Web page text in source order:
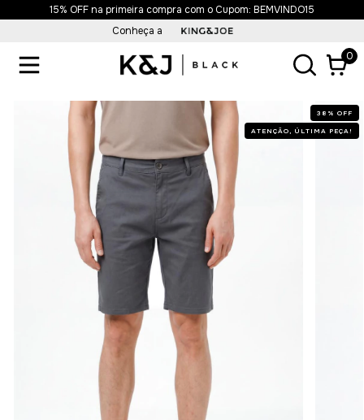
15% OFF na primeira compra com o Cupom: BEMVINDO15
Conheça a
0
38 % OFF
ATENÇÃO, ÚLTIMA PEÇA!